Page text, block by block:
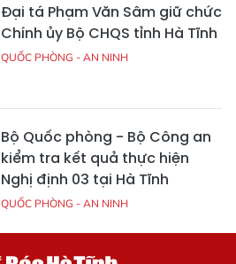
Đại tá Phạm Văn Sâm giữ chức
Chính ủy Bộ CHQS tỉnh Hà Tĩnh
QUỐC PHÒNG - AN NINH
Bộ Quốc phòng - Bộ Công an
kiểm tra kết quả thực hiện
Nghị định 03 tại Hà Tĩnh
QUỐC PHÒNG - AN NINH